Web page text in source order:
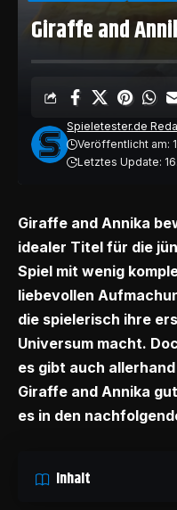
Giraffe and
Spieletester.de
Veröffentlicht am:
Letztes Update:
Giraffe and Annika
idealer Titel für die
Spiel mit wenig
liebevollen
die spielerisch ihre
Universum macht.
es gibt auch
Giraffe and Annika
es in den
Inhalt